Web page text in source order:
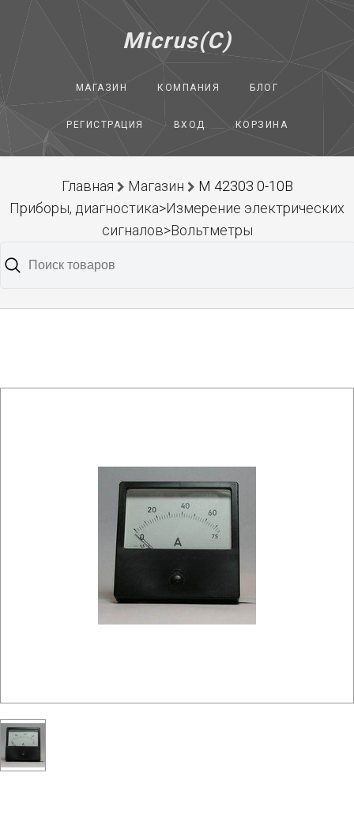
Micrus(C)
МАГАЗИН КОМПАНИЯ БЛОГ
РЕГИСТРАЦИЯ ВХОД КОРЗИНА
Главная Магазин
М 42303 0-10В
Приборы, диагностика>Измерение электрических
сигналов>Вольтметры